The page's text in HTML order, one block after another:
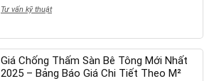
Tư vấn kỹ thuật
Giá Chống Thấm Sàn Bê Tông Mới Nhất
2025 – Bảng Báo Giá Chi Tiết Theo M²